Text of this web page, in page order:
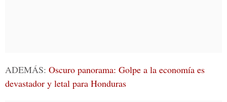
ADEMÁS: Oscuro panorama: Golpe a la economía es
devastador y letal para Honduras